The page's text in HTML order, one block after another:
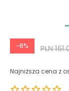
-6% PLN
Najniższa cena z